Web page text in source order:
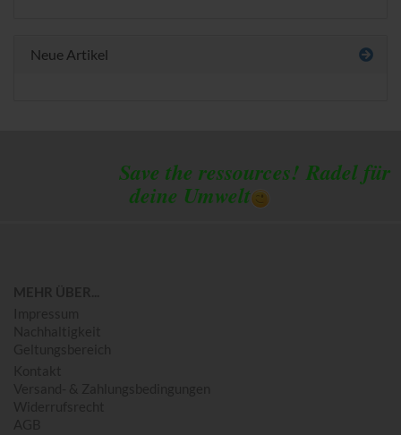
Neue Artikel
Save the ressources! Radel für
deine Umwelt